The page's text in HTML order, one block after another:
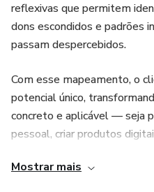
reflexivas que permitem
dons escondidos e padrões
passam despercebidos.
Com esse mapeamento, o
potencial único,
concreto e aplicável — seja
pessoal, criar produtos
Mostrar mais